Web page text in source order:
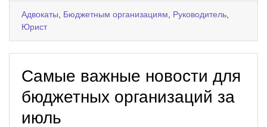
Адвокаты, Бюджетным организациям, Руководитель,
Юрист
Самые важные новости для
бюджетных организаций за
июль